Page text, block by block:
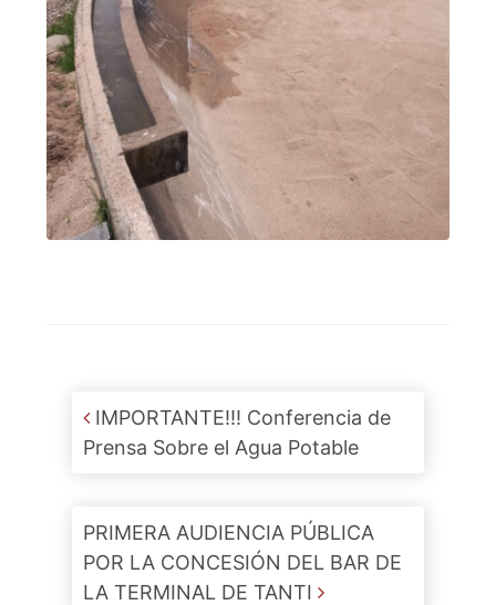
Post navigation
IMPORTANTE!!! Conferencia de
Prensa Sobre el Agua Potable
PRIMERA AUDIENCIA PÚBLICA
POR LA CONCESIÓN DEL BAR DE
LA TERMINAL DE TANTI